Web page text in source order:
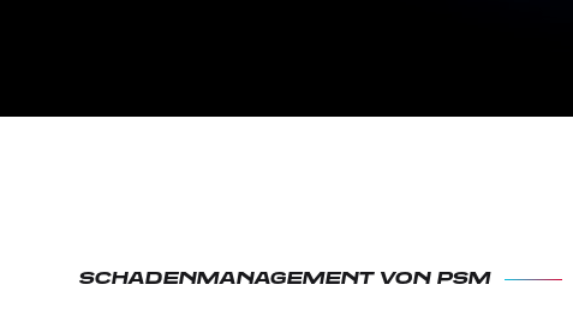
SCHADENMANAGEMENT VON PSM